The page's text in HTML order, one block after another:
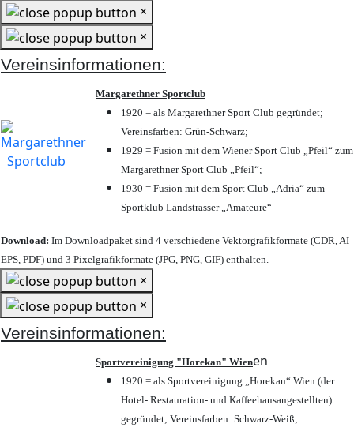
×
×
Vereinsinformationen:
Margarethner Sportclub
1920 = als Margarethner Sport Club gegründet;
Vereinsfarben: Grün-Schwarz;
1929 = Fusion mit dem Wiener Sport Club „Pfeil“ zum
Margarethner Sport Club „Pfeil“;
1930 = Fusion mit dem Sport Club „Adria“ zum
Sportklub Landstrasser „Amateure“
Download: Im Downloadpaket sind 4 verschiedene Vektorgrafikformate (CDR, AI
EPS, PDF) und 3 Pixelgrafikformate (JPG, PNG, GIF) enthalten.
×
×
Vereinsinformationen:
Sportvereinigung "Horekan" Wienen
1920 = als Sportvereinigung „Horekan“ Wien (der
Hotel- Restauration- und Kaffeehausangestellten)
gegründet; Vereinsfarben: Schwarz-Weiß;